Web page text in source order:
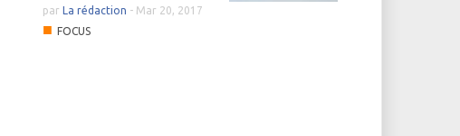
parLa rédaction - Mar 20, 2017
■ FOCUS